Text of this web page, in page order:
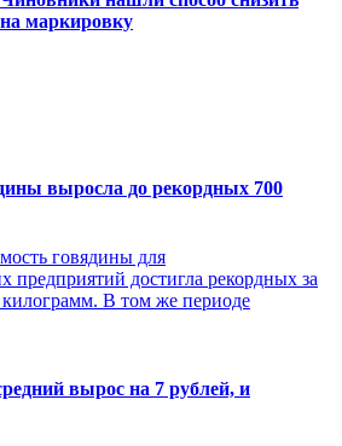
маркировку
выросла до рекордных 700
говядины для
предприятий достигла рекордных за
килограмм. В том же периоде
вырос на 7 рублей, и